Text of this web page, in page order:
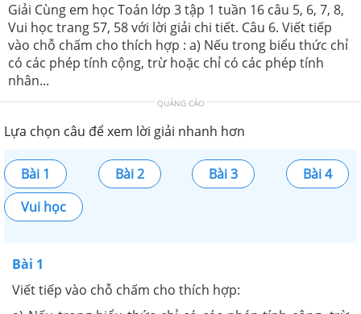
Giải Cùng em học Toán lớp 3 tập 1 tuần 16 câu 5, 6, 7, 8,
Vui học trang 57, 58 với lời giải chi tiết. Câu 6. Viết tiếp
vào chỗ chấm cho thích hợp : a) Nếu trong biểu thức chỉ
có các phép tính cộng, trừ hoặc chỉ có các phép tính
nhân...
QUẢNG CÁO
Lựa chọn câu để xem lời giải nhanh hơn
Bài 1 Bài 2 Bài 3
Bài 4
Vui học
Bài 1
Viết tiếp vào chỗ chấm cho thích hợp: